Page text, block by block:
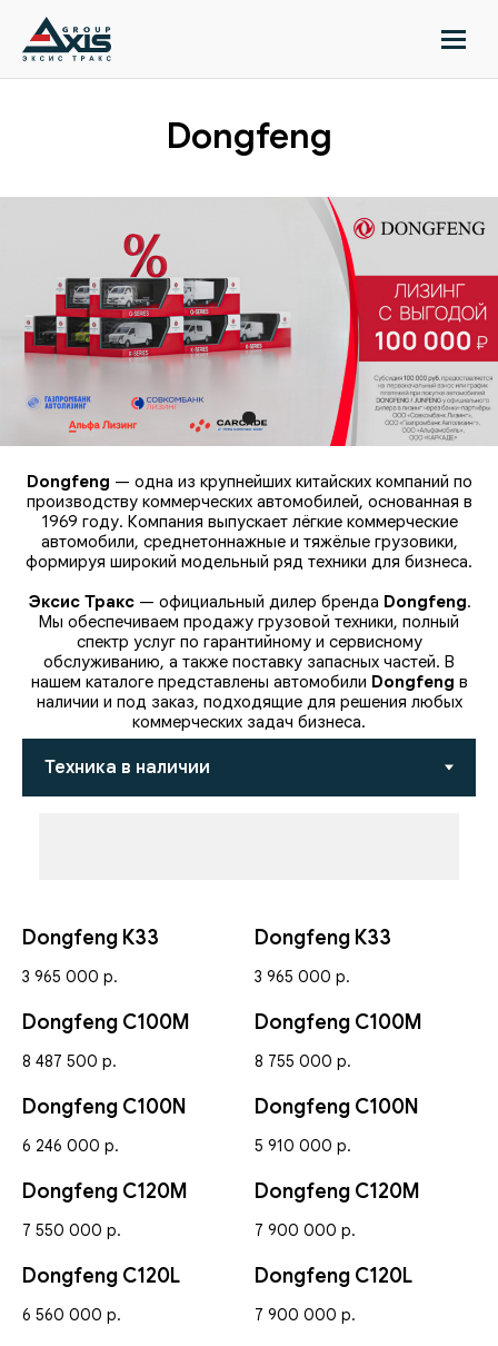
Dongfeng
Dongfeng — одна из крупнейших китайских компаний по
производству коммерческих автомобилей, основанная в
1969 году. Компания выпускает лёгкие коммерческие
автомобили, среднетоннажные и тяжёлые грузовики,
формируя широкий модельный ряд техники для бизнеса.
Эксис Тракс— официальный дилер бренда Dongfeng.
Мы обеспечиваем продажу грузовой техники, полный
спектр услуг по гарантийному и сервисному
обслуживанию, а также поставку запасных частей. В
нашем каталоге представлены автомобили Dongfeng в
наличии и под заказ, подходящие для решения любых
коммерческих задач бизнеса.
Dongfeng К33
3 965 000 р.
Dongfeng К33
3 965 000 р.
Dongfeng С100М
8 487 500 р.
Dongfeng С100М
8 755 000 р.
Dongfeng С100N
6 246 000 р.
Dongfeng С100N
5 910 000 р.
Dongfeng С120М
7 550 000 р.
Dongfeng С120М
7 900 000 р.
Dongfeng C120L
6 560 000 р.
Dongfeng C120L
7 900 000 р.